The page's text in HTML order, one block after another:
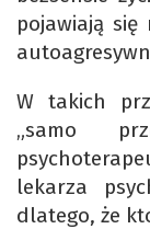
pojawiają się
W takich
„samo
lekarza
dlatego, że